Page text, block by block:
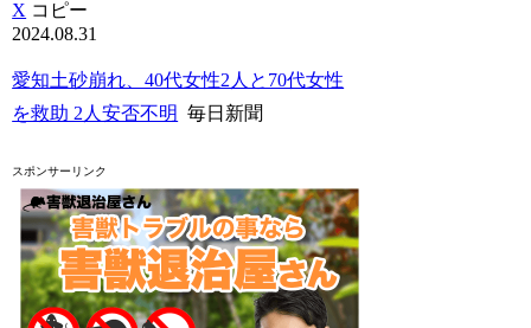
X コピー
2024.08.31
愛知土砂崩れ、40代女性2人と70代女性
を救助 2人安否不明 毎日新聞
スポンサーリンク